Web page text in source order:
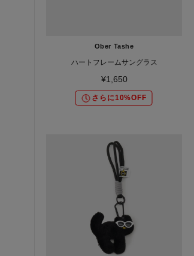
Ober Tashe
ハートフレームサングラス
¥1,650
さらに10%OFF